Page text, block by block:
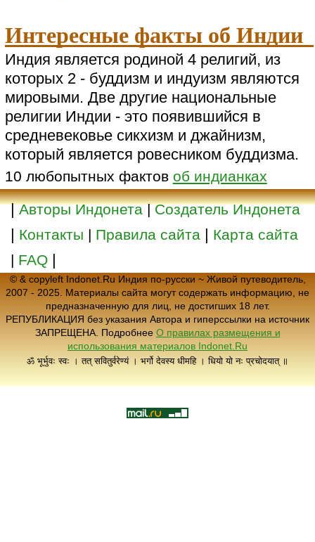
Интересные факты об Индии
Индия является родиной 4 религий, из
которых 2 - буддизм и индуизм являются
мировыми. Две другие национальные
религии Индии - это появившийся в
средневековье сикхизм и джайнизм,
который является ровесником буддизма.
10 любопытных фактов об индианках
|Авторы Индонета|Создатель Индонета
| Контакты | Правила сайта | Карта сайта
| FAQ |
© & copyleft Indonet.Ru Индия по-русски ~ Живой путеводитель,
2007 - 2025. Материалы сайта могут содержать информацию, не
предназначенную для лиц, не достигших 18 лет.
РЕПУБЛИКАЦИЯ без указания Автора и гиперссылки на источник
ЗАПРЕЩЕНА. Подробнее О правилах размещения и
использования материалов Indonet.Ru
ॐ भूर्भुवः स्वः । तत् सवितुर्वरेण्यं । भर्गो देवस्य धीमहि । धियो यो नः प्रचोदयात् ॥